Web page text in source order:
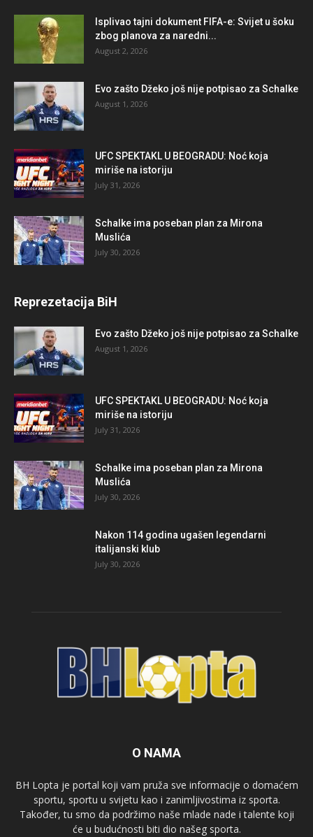
Isplivao tajni dokument FIFA-e: Svijet u šoku
zbog planova za naredni...
August 2, 2026
Evo zašto Džeko još nije potpisao za Schalke
August 1, 2026
UFC SPEKTAKL U BEOGRADU: Noć koja
miriše na istoriju
July 31, 2026
Schalke ima poseban plan za Mirona
Muslića
July 30, 2026
Reprezetacija BiH
Evo zašto Džeko još nije potpisao za Schalke
August 1, 2026
UFC SPEKTAKL U BEOGRADU: Noć koja
miriše na istoriju
July 31, 2026
Schalke ima poseban plan za Mirona
Muslića
July 30, 2026
Nakon 114 godina ugašen legendarni
italijanski klub
July 30, 2026
O NAMA
BH Lopta je portal koji vam pruža sve informacije o domaćem
sportu, sportu u svijetu kao i zanimljivostima iz sporta.
Također, tu smo da podržimo naše mlade nade i talente koji
će u budućnosti biti dio našeg sporta.